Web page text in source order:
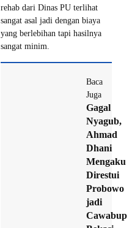
rehab dari Dinas PU terlihat
sangat asal jadi dengan biaya
yang berlebihan tapi hasilnya
sangat minim.
Baca
Juga
Gagal
Nyagub,
Ahmad
Dhani
Mengaku
Direstui
Probowo
jadi
Cawabup